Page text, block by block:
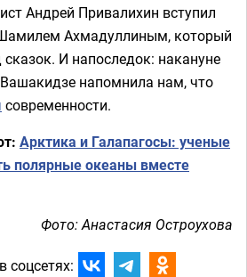
Андрей Привалихин вступил
Ахмадуллиным, который
сказок. И напоследок: накануне
Вашакидзе напомнила нам, что
современности.
Арктика и Галапагосы: ученые
полярные океаны вместе
Фото: Анастасия Остроухова
соцсетях: